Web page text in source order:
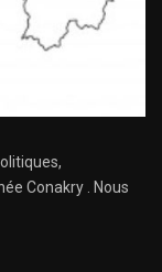
Conakry . Nous